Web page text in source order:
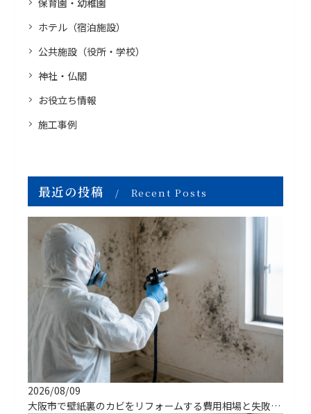
保育園・幼稚園
ホテル（宿泊施設）
公共施設（役所・学校）
神社・仏閣
お役立ち情報
施工事例
最近の投稿 Recent Posts
2026/08/09
大阪市で壁紙裏のカビをリフォームする費用相場と失敗しない方法